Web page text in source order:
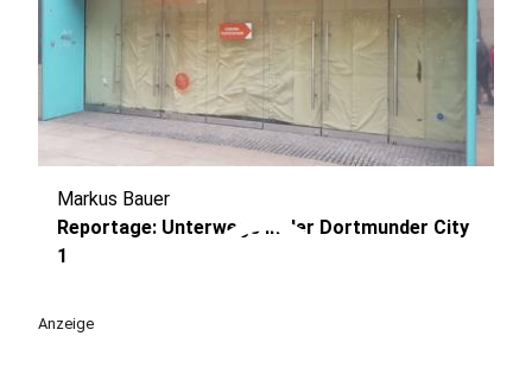
play_circle
Markus Bauer
Reportage: Unterwegs in der Dortmunder City
1
Anzeige